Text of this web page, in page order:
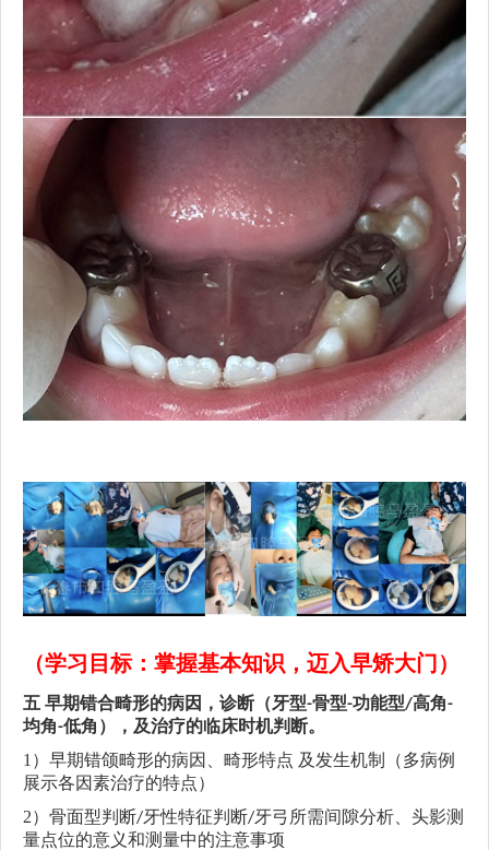
（学习目标：掌握基本知识，迈入早矫大门）
五 早期错合畸形的病因，诊断（牙型-骨型-功能型/高角-
均角-低角），及治疗的临床时机判断。
1） 早期错颌畸形的病因、畸形特点 及发生机制 （多病例
展示各因素治疗的特点）
2） 骨面型判断/牙性特征判断/牙弓所需间隙分析、 头影测
量点位的意义和测量中的注意事项